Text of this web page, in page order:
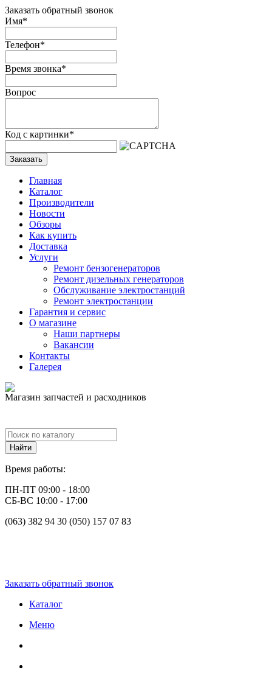
Заказать обратный звонок
Имя*
Телефон*
Время звонка*
Вопрос
Код с картинки*
Заказать
Главная
Каталог
Производители
Новости
Обзоры
Как купить
Доставка
Услуги
Ремонт бензогенераторов
Ремонт дизельных генераторов
Обслуживание электростанций
Ремонт электростанции
Гарантия и сервис
О магазине
Наши партнеры
Вакансии
Контакты
Галерея
Магазин запчастей и расходников
Время работы:
ПН-ПТ 09:00 - 18:00
СБ-ВС 10:00 - 17:00
(063) 382 94 30 (050) 157 07 83
Заказать обратный звонок
Каталог
Меню